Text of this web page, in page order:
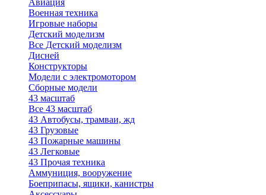
Авиация
Военная техника
Игровые наборы
Детский моделизм
Все Детский моделизм
Дисней
Конструкторы
Модели с электромотором
Сборные модели
43 масштаб
Все 43 масштаб
43 Автобусы, трамваи, жд
43 Грузовые
43 Пожарные машины
43 Легковые
43 Прочая техника
Аммуниция, вооружение
Боеприпасы, ящики, канистры